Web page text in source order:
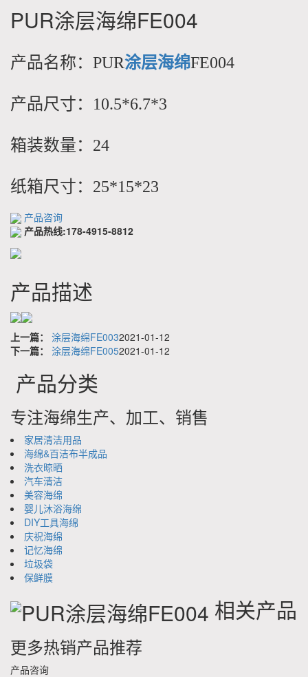
PUR涂层海绵FE004
产品名称： PUR涂层海绵FE004
产品尺寸：10.5*6.7*3
箱装数量：24
纸箱尺寸：25*15*23
产品咨询
产品热线:178-4915-8812
产品描述
上一篇： 涂层海绵FE0032021-01-12
下一篇：
涂层海绵FE0052021-01-12
产品分类
专注海绵生产、加工、销售
家居清洁用品
海绵&百洁布半成品
洗衣晾晒
汽车清洁
美容海绵
婴儿沐浴海绵
DIY工具海绵
庆祝海绵
记忆海绵
垃圾袋
保鲜膜
相关产品
更多热销产品推荐
产品咨询